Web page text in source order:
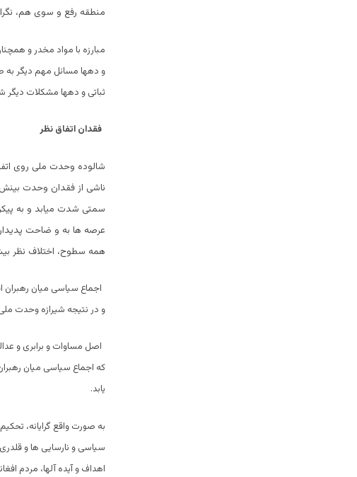
منطقه رفع و سوی هم،
مبارزه با مواد مخدر و
و دهها مسائل مهم دیگر به
ثباتی و دهها مشکلات
فقدان اتفاق نظر
شالوده وحدت ملی روی
ناشی از فقدان وحدت
سمتی شدت میابد و به
عرصه ها به و ضاحت
همه سطوح، اختلاف نظر
اجماع سیاسی میان رهبران
و در نتیجه شیرازه وحدت
اصل مساوات و برابری و
که اجماع سیاسی میان
یابد.
به صورت واقع گرایانه،
سیاسی و نارسایی ها و
اهداف و آیده آلها، مردم